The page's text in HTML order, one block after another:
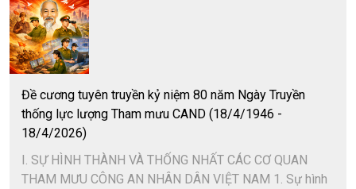
Đề cương tuyên truyền kỷ niệm 80 năm Ngày Truyền
thống lực lượng Tham mưu CAND (18/4/1946 -
18/4/2026)
I. SỰ HÌNH THÀNH VÀ THỐNG NHẤT CÁC CƠ QUAN
THAM MƯU CÔNG AN NHÂN DÂN VIỆT NAM 1. Sự hình